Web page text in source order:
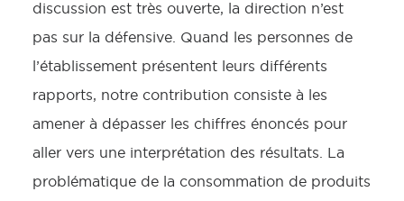
discussion est très ouverte, la direction n’est
pas sur la défensive. Quand les personnes de
l’établissement présentent leurs différents
rapports, notre contribution consiste à les
amener à dépasser les chiffres énoncés pour
aller vers une interprétation des résultats. La
problématique de la consommation de produits